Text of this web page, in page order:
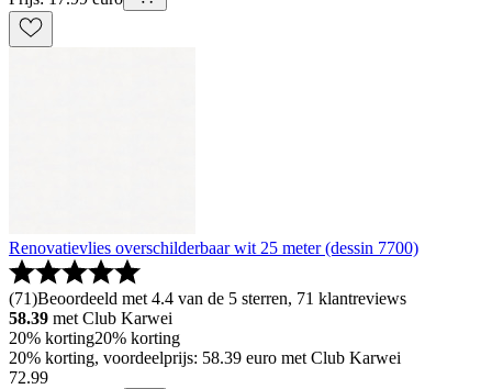
Renovatievlies overschilderbaar wit 25 meter (dessin 7700)
(71)Beoordeeld met 4.4 van de 5 sterren, 71 klantreviews
58.39 met Club Karwei
20% korting20% korting
20% korting, voordeelprijs: 58.39 euro met Club Karwei
72.99